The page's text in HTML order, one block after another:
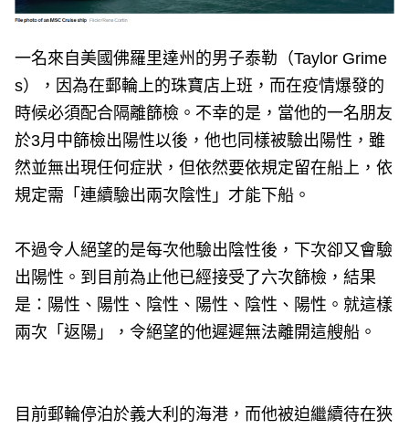
一名來自美國佛羅里達州的男子泰勒（Taylor Grime
s），因為在郵輪上的珠寶店上班，而在疫情爆發的
時候必須配合隔離篩檢。不幸的是，當他的一名朋友
於3月中篩檢出陽性以後，他也同樣被驗出陽性，雖
然並無出現任何症狀，但依然要依規定留在船上，依
規定需「連續驗出兩次陰性」才能下船。
不過令人絕望的是每次他驗出陰性後，下次卻又會驗
出陽性。到目前為止他已經接受了六次篩檢，結果
是：陽性、陽性、陰性、陽性、陰性、陽性。就這樣
兩次「返陽」，令絕望的他遲遲無法離開這艘船。
目前郵輪停泊於義大利的海港，而他被迫繼續待在狹